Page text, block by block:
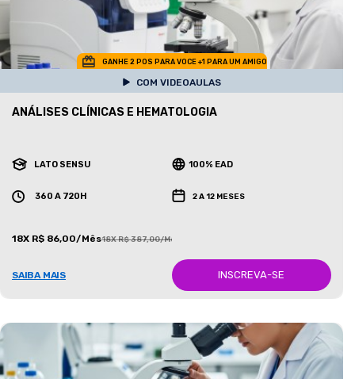
GANHE 2 POS PARA VOCE +1 PARA UM AMIGO
COM VIDEOAULAS
ANÁLISES CLÍNICAS E HEMATOLOGIA
LATO SENSU 100% EAD
360 A 720H 2 A 12 MESES
18X R$ 86,00/Mês18X R$ 387,00/Mês
SAIBA MAIS INSCREVA-SE